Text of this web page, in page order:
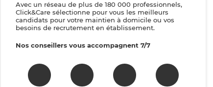
Avec un réseau de plus de 180 000 professionnels,
Click&Care sélectionne pour vous les meilleurs
candidats pour votre maintien à domicile ou vos
besoins de recrutement en établissement.
Nos conseillers vous accompagnent 7/7